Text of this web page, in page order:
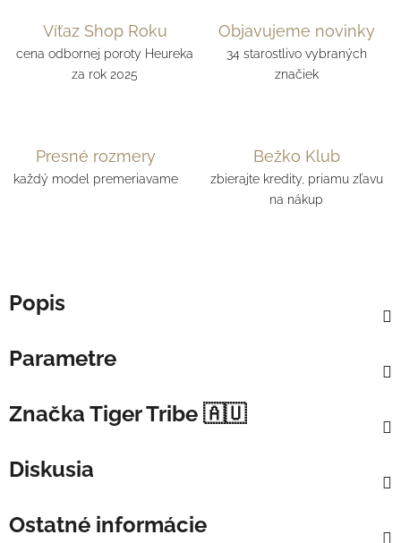
Víťaz Shop Roku
cena odbornej poroty Heureka
za rok 2025
Objavujeme novinky
34 starostlivo vybraných
značiek
Presné rozmery
každý model premeriavame
Bežko Klub
zbierajte kredity, priamu zľavu
na nákup
Popis
Parametre
Značka Tiger Tribe 🇦🇺
Diskusia
Ostatné informácie